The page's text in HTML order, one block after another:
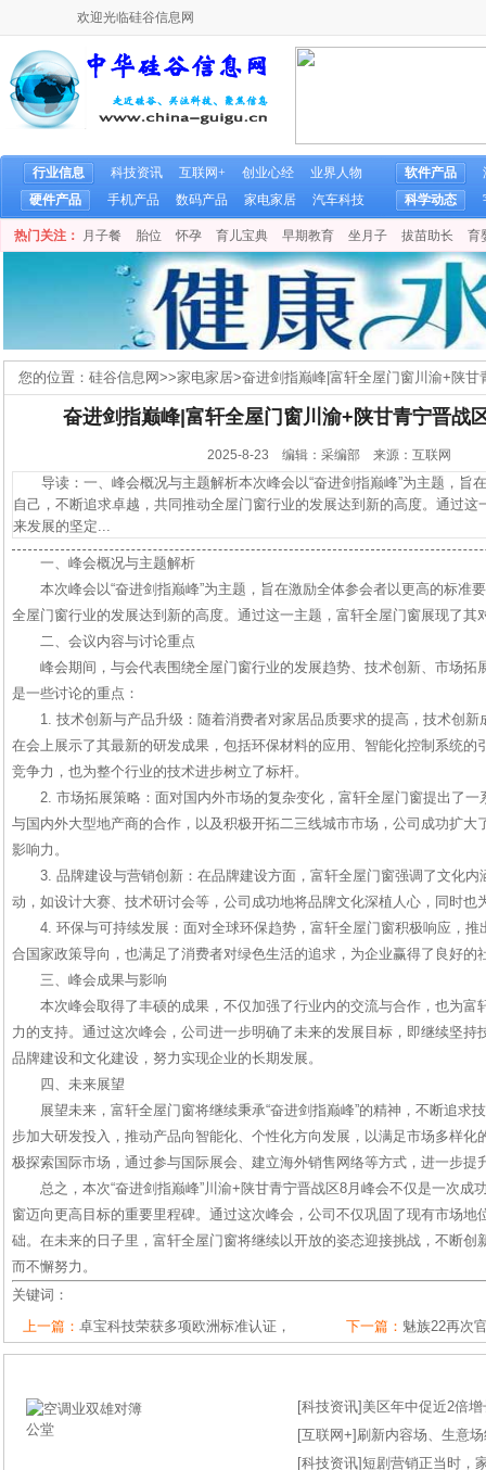
欢迎光临硅谷信息网
行业信息 科技资讯 互联网+ 创业心经
业界人物
硬件产品
手机产品 数码产品 家电家居 汽车科技
软件产品
科学动态
热门关注： 月子餐 胎位 怀孕 育儿宝典 早期教育 坐月子 拔苗助长 育
您的位置： 硅谷信息网>>家电家居>奋进剑指巅峰|富轩全屋门窗川渝+陕
奋进剑指巅峰|富轩全屋门窗川渝+陕甘青宁晋战
2025-8-23 编辑：采编部 来源：互联网
导读：一、峰会概况与主题解析本次峰会以“奋进剑指巅峰”为主题，旨
自己，不断追求卓越，共同推动全屋门窗行业的发展达到新的高度。通过
来发展的坚定...
一、峰会概况与主题解析
本次峰会以“奋进剑指巅峰”为主题，旨在激励全体参会者以更高的标准
全屋门窗行业的发展达到新的高度。通过这一主题，富轩全屋门窗展现了其
二、会议内容与讨论重点
峰会期间，与会代表围绕全屋门窗行业的发展趋势、技术创新、市场拓
是一些讨论的重点：
1. 技术创新与产品升级：随着消费者对家居品质要求的提高，技术创
在会上展示了其最新的研发成果，包括环保材料的应用、智能化控制系统的
竞争力，也为整个行业的技术进步树立了标杆。
2. 市场拓展策略：面对国内外市场的复杂变化，富轩全屋门窗提出了
与国内外大型地产商的合作，以及积极开拓二三线城市市场，公司成功扩大
影响力。
3. 品牌建设与营销创新：在品牌建设方面，富轩全屋门窗强调了文化
动，如设计大赛、技术研讨会等，公司成功地将品牌文化深植人心，同时也
4. 环保与可持续发展：面对全球环保趋势，富轩全屋门窗积极响应，
合国家政策导向，也满足了消费者对绿色生活的追求，为企业赢得了良好的
三、峰会成果与影响
本次峰会取得了丰硕的成果，不仅加强了行业内的交流与合作，也为富
力的支持。通过这次峰会，公司进一步明确了未来的发展目标，即继续坚持
品牌建设和文化建设，努力实现企业的长期发展。
四、未来展望
展望未来，富轩全屋门窗将继续秉承“奋进剑指巅峰”的精神，不断追求
步加大研发投入，推动产品向智能化、个性化方向发展，以满足市场多样化
极探索国际市场，通过参与国际展会、建立海外销售网络等方式，进一步提
总之，本次“奋进剑指巅峰”川渝+陕甘青宁晋战区8月峰会不仅是一次成
窗迈向更高目标的重要里程碑。通过这次峰会，公司不仅巩固了现有市场地
础。在未来的日子里，富轩全屋门窗将继续以开放的姿态迎接挑战，不断创
而不懈努力。
关键词：
上一篇： 卓宝科技荣获多项欧洲标准认证， 下一篇： 魅族22再次
[科技资讯] 美区年中促近2倍
[互联网+] 刷新内容场、生意
[科技资讯]短剧营销正当时，